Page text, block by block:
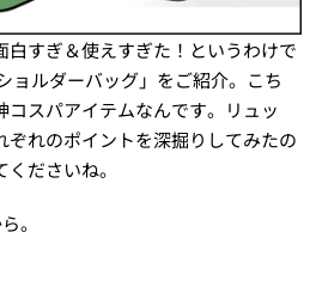
白すぎ＆使えすぎた！というわけで
ョルダーバッグ」をご紹介。こち
コスパアイテムなんです。リュッ
ぞれのポイントを深掘りしてみたの
ださいね。
。